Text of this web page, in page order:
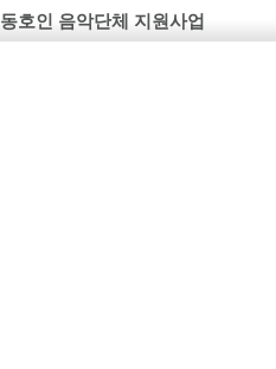
동호인 음악단체 지원사업